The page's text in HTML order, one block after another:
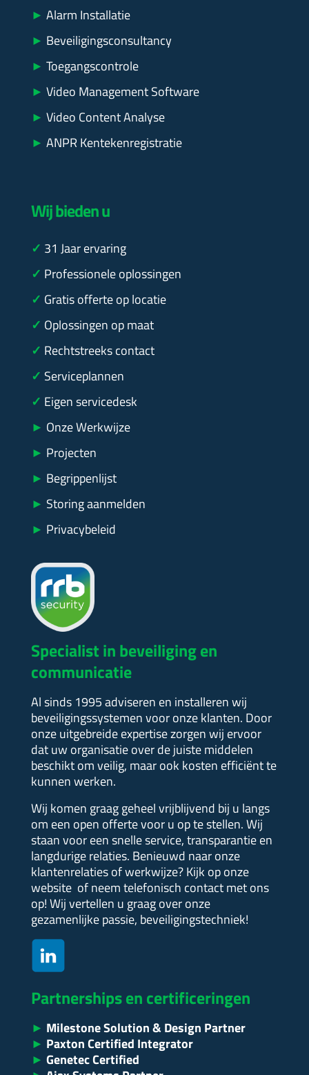
► Alarm Installatie
► Beveiligingsconsultancy
► Toegangscontrole
► Video Management Software
► Video Content Analyse
► ANPR Kentekenregistratie
Wij bieden u
✓ 31 Jaar ervaring
✓ Professionele oplossingen
✓ Gratis offerte op locatie
✓ Oplossingen op maat
✓ Rechtstreeks contact
✓ Serviceplannen
✓ Eigen servicedesk
► Onze Werkwijze
► Projecten
► Begrippenlijst
► Storing aanmelden
► Privacybeleid
Specialist in beveiliging en
communicatie
Al sinds 1995 adviseren en installeren wij
beveiligingssystemen voor onze klanten. Door
onze uitgebreide expertise zorgen wij ervoor
dat uw organisatie over de juiste middelen
beschikt om veilig, maar ook kosten efficiënt te
kunnen werken.
Wij komen graag geheel vrijblijvend bij u langs
om een open offerte voor u op te stellen.Wij
staan voor een snelle service, transparantie en
langdurige relaties. Benieuwd naar onze
klantenrelaties of werkwijze?Kijk op onze
website of neem telefonisch contact met ons
op! Wij vertellen u graag over onze
gezamenlijke passie, beveiligingstechniek!
Partnerships en certificeringen
► Milestone Solution & Design Partner
► Paxton Certified Integrator
► Genetec Certified